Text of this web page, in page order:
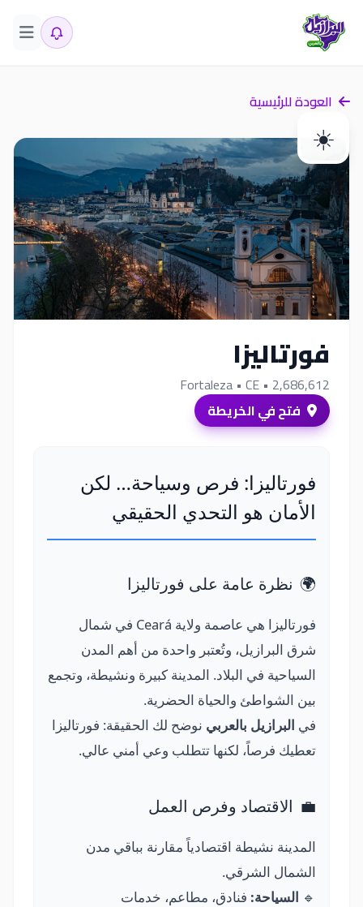
العودة للرئيسية
☀️
فورتاليزا
Fortaleza • CE • 2,686,612
فتح في الخريطة
فورتاليزا: فرص وسياحة… لكن
الأمان هو التحدي الحقيقي
🌍 نظرة عامة على فورتاليزا
فورتاليزا هي عاصمة ولاية Ceará في شمال
شرق البرازيل، وتُعتبر واحدة من أهم المدن
السياحية في البلاد. المدينة كبيرة ونشيطة، وتجمع
بين الشواطئ والحياة الحضرية.
في البرازيل بالعربي نوضح لك الحقيقة: فورتاليزا
تعطيك فرصاً، لكنها تتطلب وعي أمني عالي.
💼 الاقتصاد وفرص العمل
المدينة نشيطة اقتصادياً مقارنة بباقي مدن
الشمال الشرقي.
🔹 السياحة: فنادق، مطاعم، خدمات